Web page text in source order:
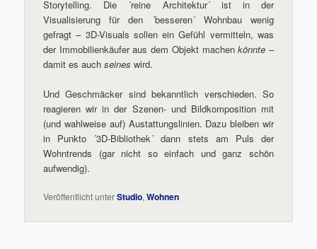
Storytelling. Die ´reine Architektur´ ist in der
Visualisierung für den ´besseren´ Wohnbau wenig
gefragt – 3D-Visuals sollen ein Gefühl vermitteln, was
der Immobilienkäufer aus dem Objekt machenkönnte –
damit es auchseines wird.
Und Geschmäcker sind bekanntlich verschieden. So
reagieren wir in der Szenen- und Bildkomposition mit
(und wahlweise auf) Austattungslinien. Dazu bleiben wir
in Punkto ´3D-Bibliothek´ dann stets am Puls der
Wohntrends (gar nicht so einfach und ganz schön
aufwendig).
Veröffentlicht unterStudio,Wohnen